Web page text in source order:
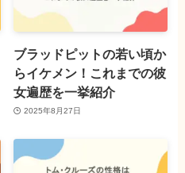
ブラッドピットの若い頃か
らイケメン！これまでの彼
女遍歴を一挙紹介
2025年8月27日